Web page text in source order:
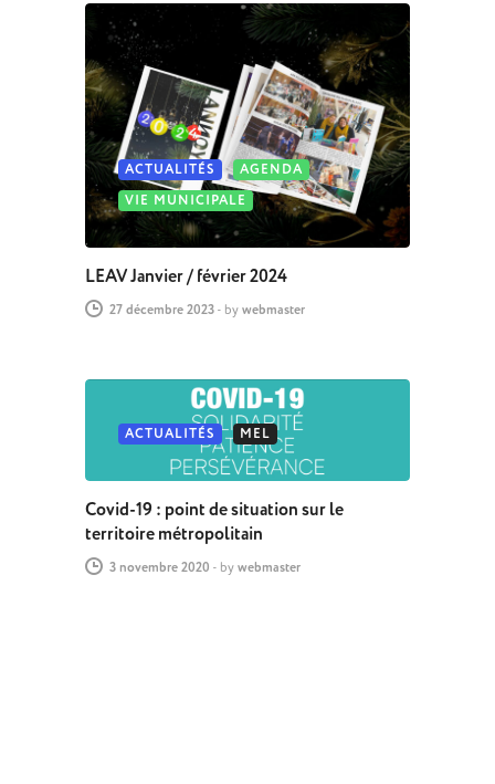
ACTUALITÉS
AGENDA
VIE MUNICIPALE
LEAV Janvier / février 2024
27 décembre 2023- by webmaster
ACTUALITÉS MEL
Covid-19 : point de situation sur le
territoire métropolitain
3 novembre 2020 - by webmaster